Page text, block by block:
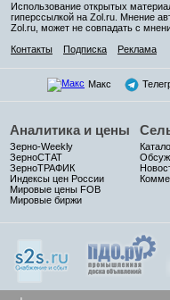
Использование открытых
гиперссылкой на Zol.ru. Мнение
Zol.ru, может не совпадать с
Контакты
Подписка Реклама
Макс
Аналитика и цены
Зерно-Weekly
ЗерноСТАТ
ЗерноТРАФИК
Индексы цен России
Мировые цены FOB
Мировые биржи